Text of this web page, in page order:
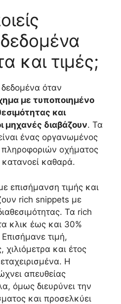
και τιμές;
δεδομένα όταν
με τυποποιημένο
και
μηχανές διαβάζουν. Τα
ένας οργανωμένος
οχήματος
καθαρά.
επισήμανση τιμής και
rich snippets με
Τα rich
κλικ έως και 30%
τιμή,
και έτος
Η
απευθείας
όμως διευρύνει την
και προσελκύει